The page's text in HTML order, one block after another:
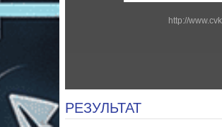
http://
РЕЗУЛЬТАТ